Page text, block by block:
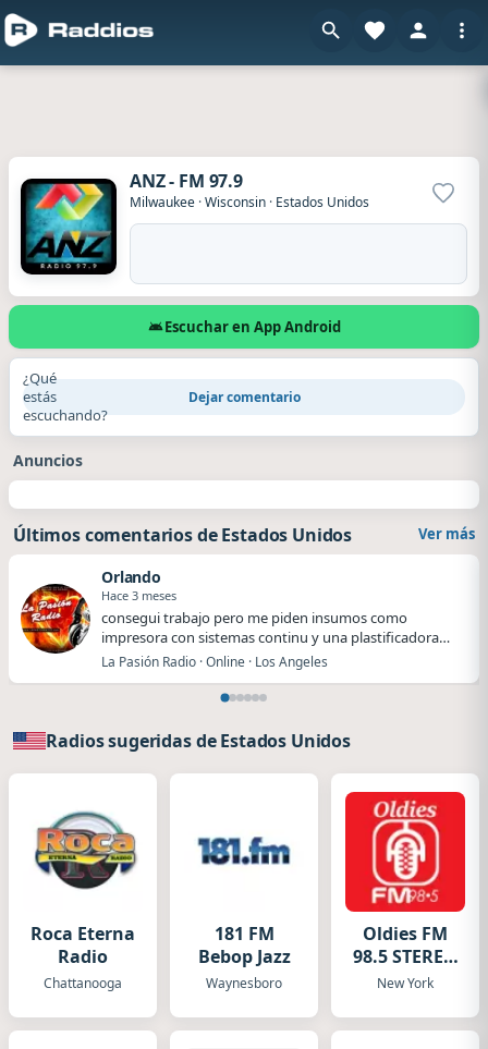
ANZ - FM 97.9
Milwaukee ·Wisconsin · Estados Unidos
Escuchar en App Android
¿Qué
estás
escuchando?
Dejar comentario
Anuncios
Últimos comentarios de Estados Unidos Ver más
Orlando
Hace 3 meses
​​consegui trabajo pero me piden insumos como
impresora con sistemas continu y una plastificadora
me…
La Pasión Radio · Online · Los Angeles
Radios sugeridas de Estados Unidos
Roca Eterna
Radio
Chattanooga
181 FM
Bebop Jazz
Waynesboro
Oldies FM
98.5 STEREO
Live
New York